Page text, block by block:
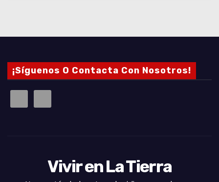
¡Síguenos O Contacta Con Nosotros!
Vivir en La Tierra